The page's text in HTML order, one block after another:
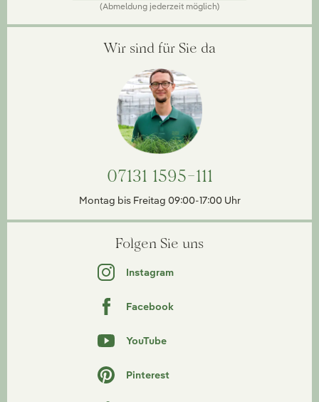
(Abmeldung jederzeit möglich)
Wir sind für Sie da
07131 1595-111
Montag bis Freitag 09:00-17:00 Uhr
Folgen Sie uns
Instagram
Facebook
YouTube
Pinterest